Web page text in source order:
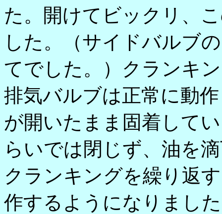
た。開けてビックリ、
した。（サイドバルブ
てでした。）クランキ
排気バルブは正常に動
が開いたまま固着して
らいでは閉じず、油を
クランキングを繰り返
作するようになりまし